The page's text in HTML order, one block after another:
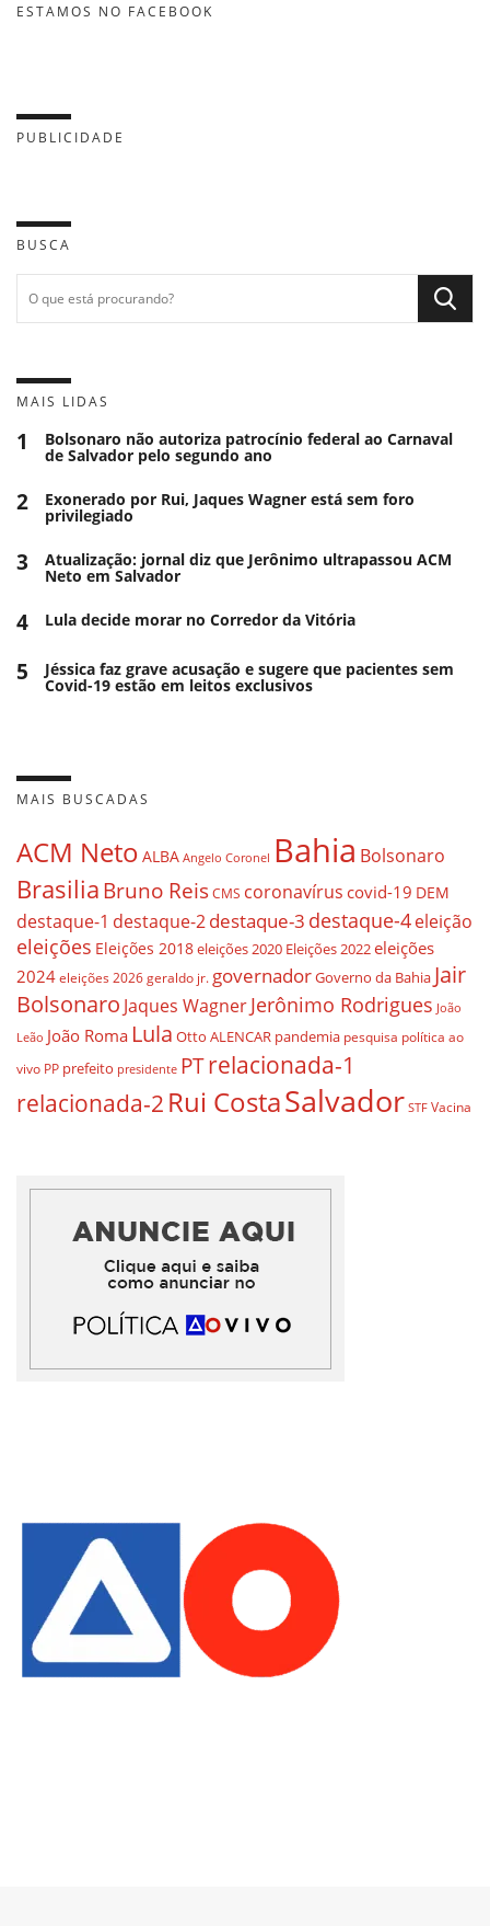
ESTAMOS NO FACEBOOK
PUBLICIDADE
BUSCA
MAIS LIDAS
1 Bolsonaro não autoriza patrocínio federal ao Carnaval
de Salvador pelo segundo ano
2 Exonerado por Rui, Jaques Wagner está sem foro
privilegiado
3 Atualização: jornal diz que Jerônimo ultrapassou ACM
Neto em Salvador
4 Lula decide morar no Corredor da Vitória
5 Jéssica faz grave acusação e sugere que pacientes sem
Covid-19 estão em leitos exclusivos
MAIS BUSCADAS
ACM Neto ALBA Angelo Coronel Bahia Bolsonaro
BrasiliaBruno ReisCMS coronavírus covid-19 DEM
destaque-1 destaque-2destaque-3 destaque-4eleição
eleições Eleições 2018eleições 2020 Eleições 2022eleições
2024 eleições 2026 geraldo jr. governadorGoverno da Bahia Jair
Bolsonaro Jaques WagnerJerônimo Rodrigues João
Leão João Roma Lula Otto ALENCAR pandemia pesquisa política ao
vivo PP prefeito presidente PTrelacionada-1
relacionada-2 Rui CostaSalvador STF Vacina